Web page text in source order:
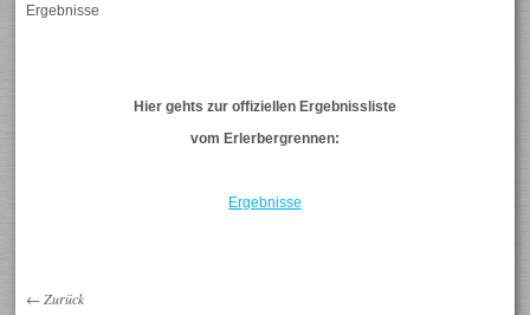
Ergebnisse
Hier gehts zur offiziellen Ergebnissliste
vom Erlerbergrennen:
Ergebnisse
← Zurück